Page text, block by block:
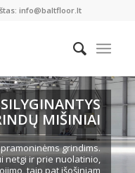
info@baltfloor.lt
MIŠINIAI
grindims.
netgi ir prie nuolatinio,
taip pat išošiniam